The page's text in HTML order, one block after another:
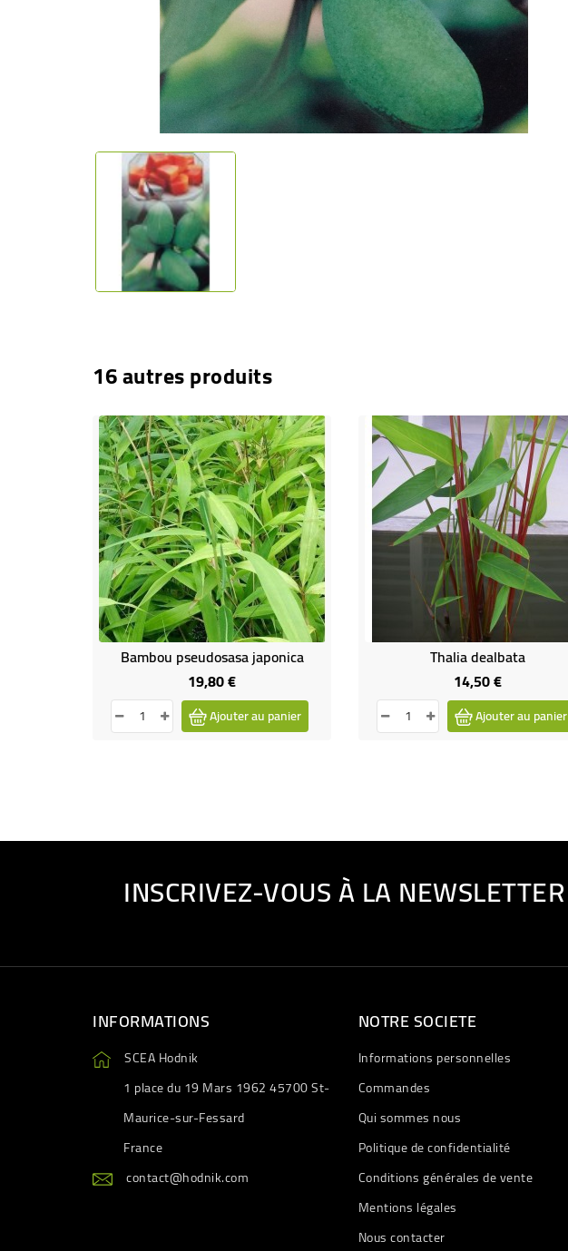
16 autres produits
Bambou pseudosasa japonica
19,80 €Prix
Ajouter au panier
Thalia dealbata
14,50 €Prix
Ajouter au panier
INSCRIVEZ-VOUS À LA NEWSLETTER
INFORMATIONS
SCEA Hodnik
1 place du 19 Mars 1962 45700 St-
Maurice-sur-Fessard
France
contact@hodnik.com
NOTRE SOCIETE
Informations personnelles
Commandes
Qui sommes nous
Politique de confidentialité
Conditions générales de vente
Mentions légales
Nous contacter